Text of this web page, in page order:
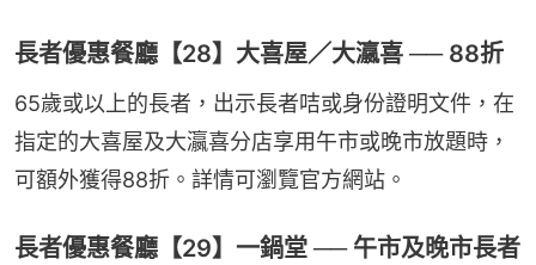
長者優惠餐廳【28】大喜屋／大瀛喜 ── 88折
65歲或以上的長者，出示長者咭或身份證明文件，在
指定的大喜屋及大瀛喜分店享用午市或晚市放題時，
可額外獲得88折。詳情可瀏覽官方網站。
長者優惠餐廳【29】一鍋堂 ── 午市及晚市長者